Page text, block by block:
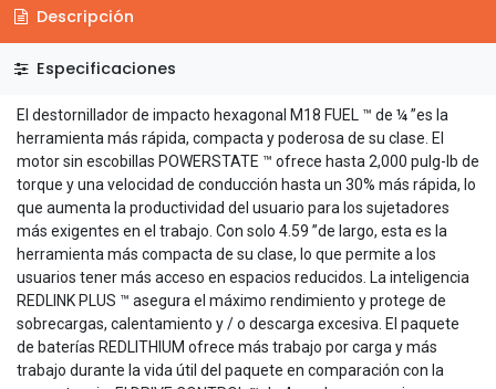
Descripción
Especificaciones
El destornillador de impacto hexagonal M18 FUEL ™ de ¼ ”es la
herramienta más rápida, compacta y poderosa de su clase. El
motor sin escobillas POWERSTATE ™ ofrece hasta 2,000 pulg-lb de
torque y una velocidad de conducción hasta un 30% más rápida, lo
que aumenta la productividad del usuario para los sujetadores
más exigentes en el trabajo. Con solo 4.59 ”de largo, esta es la
herramienta más compacta de su clase, lo que permite a los
usuarios tener más acceso en espacios reducidos. La inteligencia
REDLINK PLUS ™ asegura el máximo rendimiento y protege de
sobrecargas, calentamiento y / o descarga excesiva. El paquete
de baterías REDLITHIUM ofrece más trabajo por carga y más
trabajo durante la vida útil del paquete en comparación con la